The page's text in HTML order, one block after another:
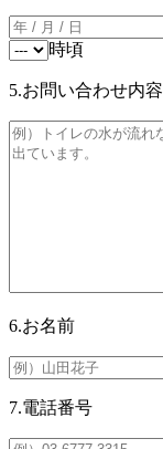
時頃
5.お問い合わせ内容
6.お名前
7.電話番号